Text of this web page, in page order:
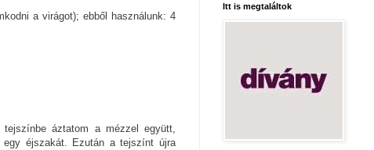
a virágot); ebből használunk: 4
áztatom a mézzel együtt,
egy éjszakát. Ezután a tejszínt újra
Itt is megtaláltok